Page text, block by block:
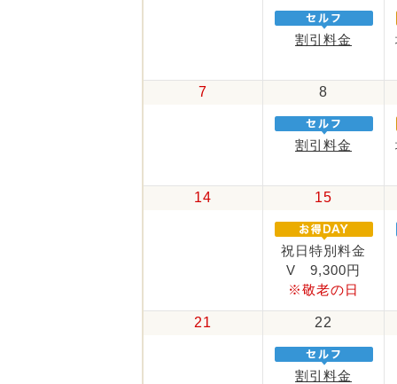
割引料金
7 8
割引料金
14 15
祝日特別料金
V 9,300円
※敬老の日
21 22
割引料金